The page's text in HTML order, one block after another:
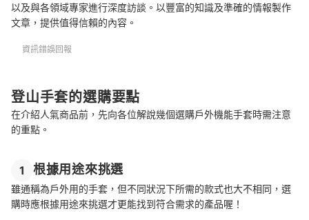
專家解惑！選購登山手套的常見問題
Q：夏天也需要戴手套嗎？
也可參考其他戶外機能裝備
以及與各領域專家進行深度訪談。以豐富的知識及準確的情報製作
文章，提供值得信賴的內容。
資訊錯誤回報
登山手套的選購要點
在介紹人氣商品前，先向各位解說幾個選購戶外機能手套時需注意
的重點。
1 根據用途來挑選
雖通稱為戶外用的手套，但不同狀況下所需的款式也大不相同，選
購時應根據用途來挑選才更能找到符合需求的產品喔！